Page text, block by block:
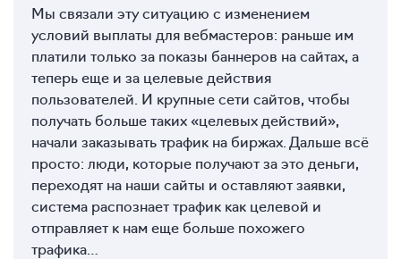
Мы связали эту ситуацию с изменением
условий выплаты для вебмастеров: раньше им
платили только за показы баннеров на сайтах, а
теперь еще и за целевые действия
пользователей. И крупные сети сайтов, чтобы
получать больше таких «целевых действий»,
начали заказывать трафик на биржах. Дальше всё
просто: люди, которые получают за это деньги,
переходят на наши сайты и оставляют заявки,
система распознает трафик как целевой и
отправляет к нам еще больше похожего
трафика…